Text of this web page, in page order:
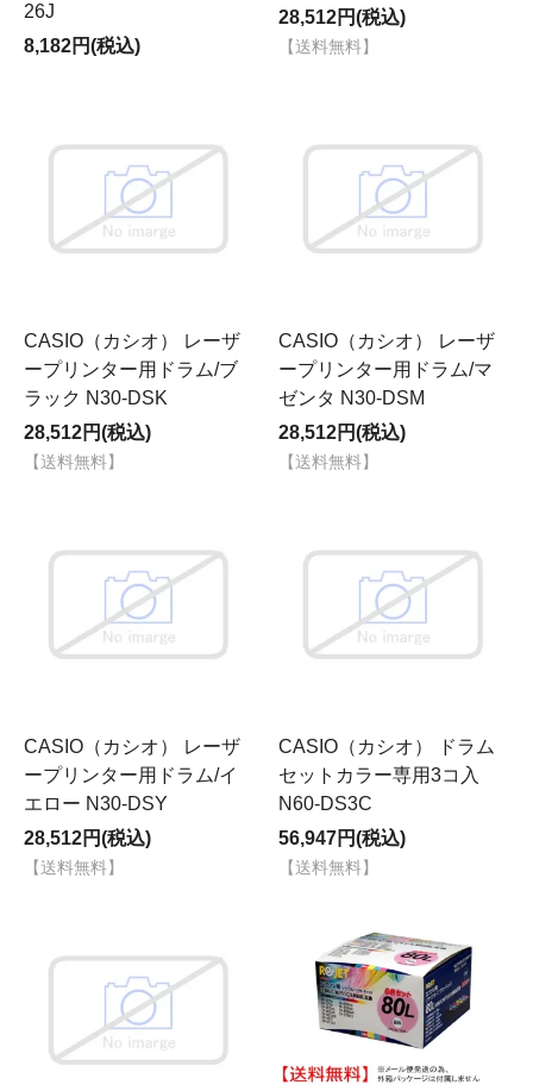
26J
8,182円(税込)
28,512円(税込)
【送料無料】
CASIO（カシオ） レーザ
ープリンター用ドラム/ブ
ラック N30-DSK
28,512円(税込)
【送料無料】
CASIO（カシオ） レーザ
ープリンター用ドラム/マ
ゼンタ N30-DSM
28,512円(税込)
【送料無料】
CASIO（カシオ） レーザ
ープリンター用ドラム/イ
エロー N30-DSY
28,512円(税込)
【送料無料】
CASIO（カシオ） ドラム
セットカラー専用3コ入
N60-DS3C
56,947円(税込)
【送料無料】